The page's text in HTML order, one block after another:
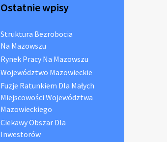
Ostatnie wpisy
Struktura Bezrobocia
Na Mazowszu
Rynek Pracy Na Mazowszu
Województwo Mazowieckie
Fuzje Ratunkiem Dla Małych
Miejscowości Województwa
Mazowieckiego
Ciekawy Obszar Dla
Inwestorów